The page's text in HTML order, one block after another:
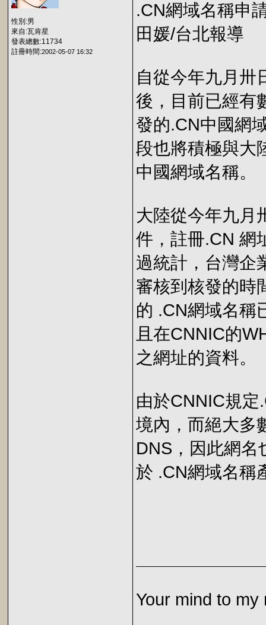
性別:男
來自:瓦肯星
發表總數:11734
註冊時間:2002-05-07 16:32
.CN網域名稱申
田媛/台北報導
自從今年九月卅
後，目前已經有
發的.CN中國網
段也將積極與大
中國網域名稱。
大陸從今年九月
件，註冊.CN 網
過統計，台灣企
審核到核發的時
的 .CN網域名稱
且在CNNIC的
之網址的資料。
由於CNNIC規
境內，而絕大多
DNS，因此網名
於 .CN網域名稱
Your mind to my